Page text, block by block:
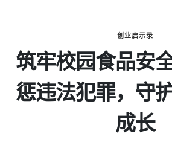
创业启示录
筑牢校园食品安
惩违法犯罪，守
成长